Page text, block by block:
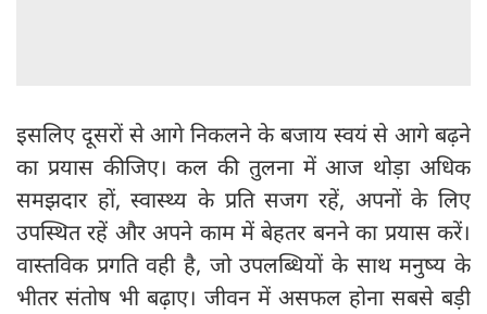
इसलिए दूसरों से आगे निकलने के बजाय स्वयं से आगे बढ़ने
का प्रयास कीजिए। कल की तुलना में आज थोड़ा अधिक
समझदार हों, स्वास्थ्य के प्रति सजग रहें, अपनों के लिए
उपस्थित रहें और अपने काम में बेहतर बनने का प्रयास करें।
वास्तविक प्रगति वही है, जो उपलब्धियों के साथ मनुष्य के
भीतर संतोष भी बढ़ाए। जीवन में असफल होना सबसे बड़ी